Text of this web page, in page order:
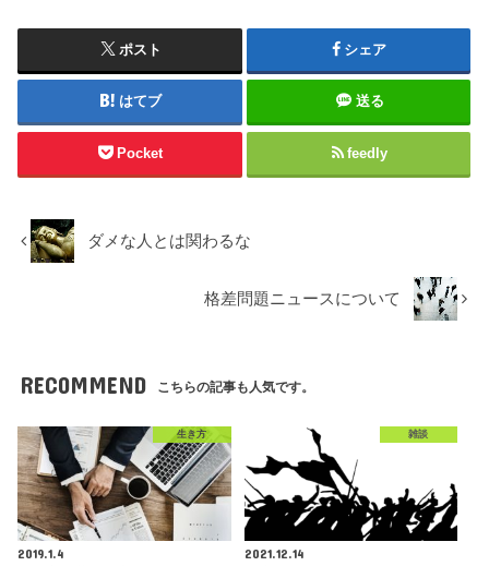
ポスト シェア
はてブ 送る
Pocket feedly
ダメな人とは関わるな
格差問題ニュースについて
RECOMMEND こちらの記事も人気です。
生き方
2019.1.4
雑談
2021.12.14